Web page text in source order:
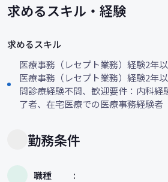
求めるスキル・経験
求めるスキル
医療事務（レセプト業務）経験2年
医療事務（レセプト業務）経験2年
問診療経験不問、歓迎要件：内科経
了者、在宅医療での医療事務経験者
勤務条件
職種